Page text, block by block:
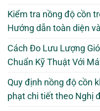
Kiểm tra nồng độ cồn
Hướng dẫn toàn diện
Cách Đo Lưu Lượng
Chuẩn Kỹ Thuật Với
Quy định nồng độ cồn
phạt chi tiết theo Nghị